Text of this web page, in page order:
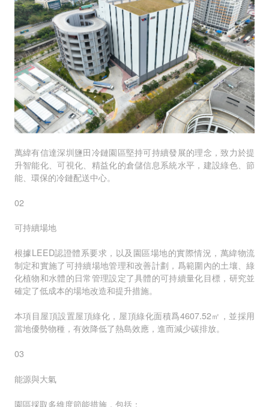
萬緯有信達深圳鹽田冷鏈園區堅持可持續發展的理念，致力於提
升智能化、可視化、精益化的倉儲信息系統水平，建設綠色、節
能、環保的冷鏈配送中心。
02
可持續場地
根據LEED認證體系要求，以及園區場地的實際情況，萬緯物流
制定和實施了可持續場地管理和改善計劃，爲範圍內的土壤、綠
化植物和水體的日常管理設定了具體的可持續量化目標，研究並
確定了低成本的場地改造和提升措施。
本項目屋頂設置屋頂綠化，屋頂綠化面積爲4607.52㎡，並採用
當地優勢物種，有效降低了熱島效應，進而減少碳排放。
03
能源與大氣
園區採取多維度節能措施，包括：